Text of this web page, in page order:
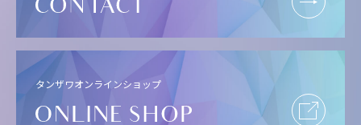
タンザワオンラインショップ